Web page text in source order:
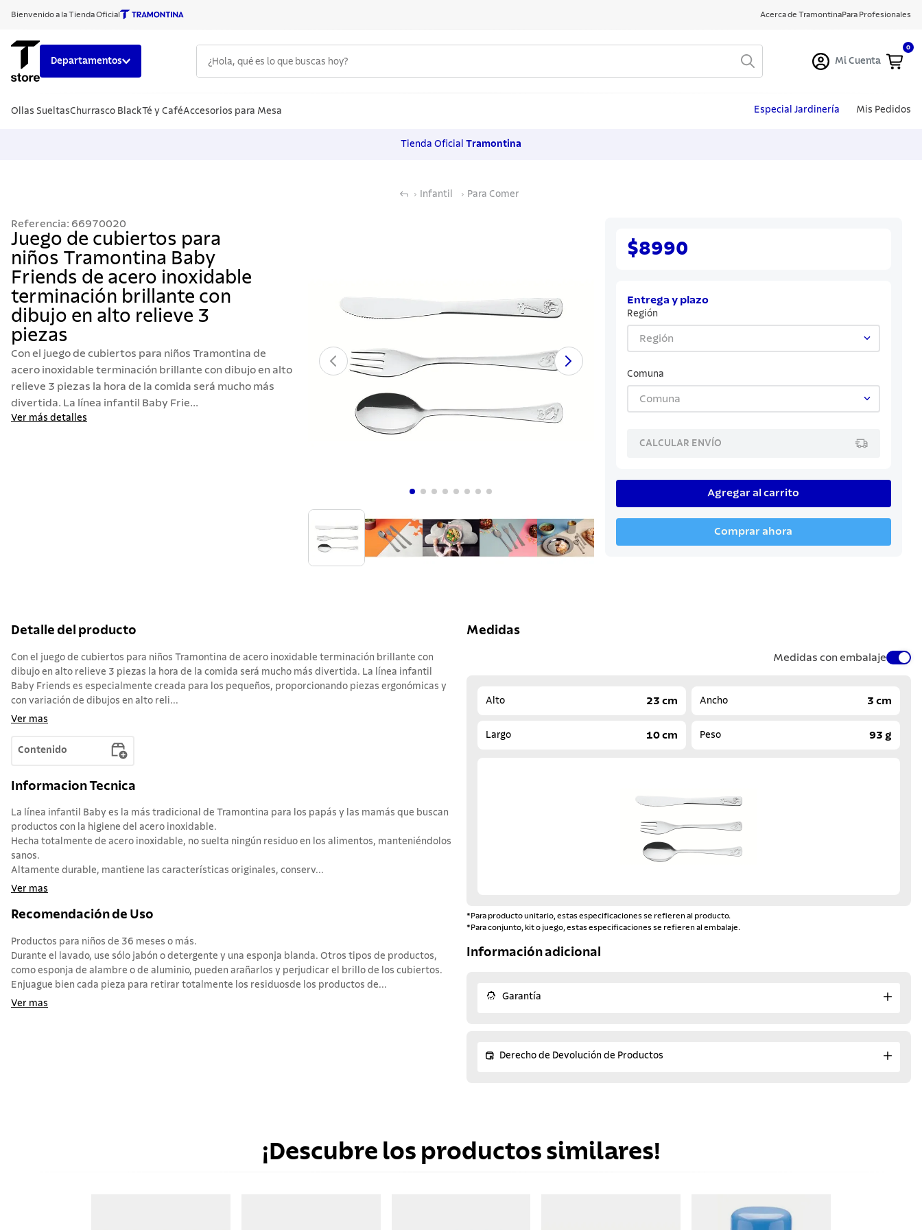
Bienvenido a la Tienda Oficial Acerca de TramontinaPara Profesionales
Departamentos Mi Cuenta
0
Ollas SueltasChurrasco BlackTé y CaféAccesorios para Mesa Especial Jardinería Mis Pedidos
Tienda Oficial Tramontina
Infantil Para Comer
Referencia: 66970020
Juego de cubiertos para
niños Tramontina Baby
Friends de acero inoxidable
terminación brillante con
dibujo en alto relieve 3
piezas
Con el juego de cubiertos para niños Tramontina de
acero inoxidable terminación brillante con dibujo en alto
relieve 3 piezas la hora de la comida será mucho más
divertida. La línea infantil Baby Frie...
Ver más detalles
$8990
Entrega y plazo
Región
Región
Comuna
Comuna
CALCULAR ENVÍO
Agregar al carrito
Comprar ahora
Detalle del producto
Con el juego de cubiertos para niños Tramontina de acero inoxidable terminación brillante con
dibujo en alto relieve 3 piezas la hora de la comida será mucho más divertida. La línea infantil
Baby Friends es especialmente creada para los pequeños, proporcionando piezas ergonómicas y
con variación de dibujos en alto reli...
Ver mas
Contenido
Informacion Tecnica
La línea infantil Baby es la más tradicional de Tramontina para los papás y las mamás que buscan
productos con la higiene del acero inoxidable.
Hecha totalmente de acero inoxidable, no suelta ningún residuo en los alimentos, manteniéndolos
sanos.
Altamente durable, mantiene las características originales, conserv...
Ver mas
Recomendación de Uso
Productos para niños de 36 meses o más.
Durante el lavado, use sólo jabón o detergente y una esponja blanda. Otros tipos de productos,
como esponja de alambre o de aluminio, pueden arañarlos y perjudicar el brillo de los cubiertos.
Enjuague bien cada pieza para retirar totalmente los residuosde los productos de...
Ver mas
Medidas
Medidas con embalaje
Alto 23 cm Ancho 3 cm
Largo 10 cm Peso 93 g
*Para producto unitario, estas especificaciones se refieren al producto.
*Para conjunto, kit o juego, estas especificaciones se refieren al embalaje.
Información adicional
Garantía
Derecho de Devolución de Productos
¡Descubre los productos similares!
1.
cuchillos